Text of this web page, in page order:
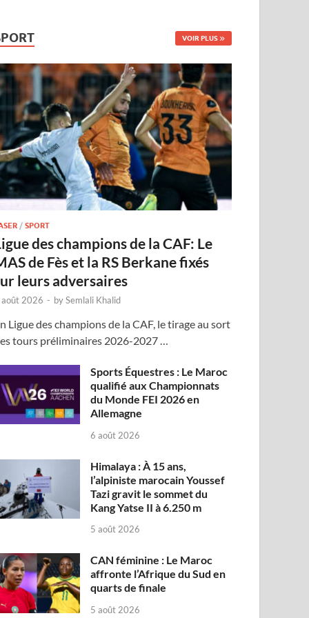
VOIR PLUS
/SPORT
des champions de la CAF: Le
de Fès et la RS Berkane fixés
leurs adversaires
2026 - bySemlali Khalid
Ligue des champions de la CAF, le tirage au sort
tours préliminaires 2026-2027 …
Sports Équestres : Le Maroc
qualifié aux Championnats
du Monde FEI 2026 en
Allemagne
6 août 2026
Himalaya : À 15 ans,
l’alpiniste marocain Youssef
Tazi gravit le sommet du
Kang Yatse II à 6.250 m
5 août 2026
CAN féminine : Le Maroc
affronte l’Afrique du Sud en
quarts de finale
5 août 2026